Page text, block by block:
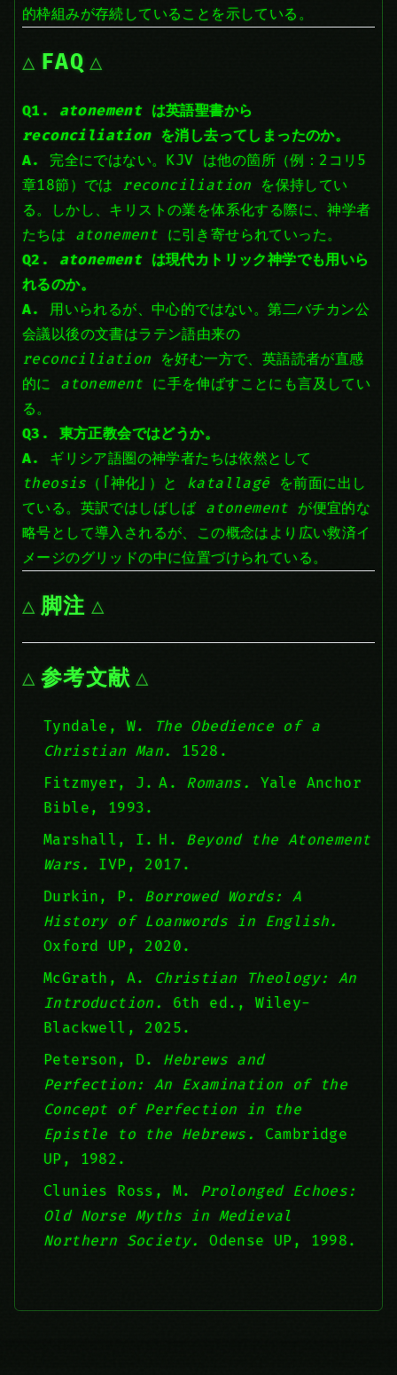
的枠組みが存続していることを示している。
FAQ
Q1. atonementは英語聖書から
reconciliationを消し去ってしまったのか。
A.
完全にではない。KJV は他の箇所（例：2コリ5
章18節）では reconciliation を保持してい
る。しかし、キリストの業を体系化する際に、神学者
たちは atonement に引き寄せられていった。
Q2. atonementは現代カトリック神学でも用いら
れるのか。
A.
用いられるが、中心的ではない。第二バチカン公
会議以後の文書はラテン語由来の
reconciliation を好む一方で、英語読者が直感
的に atonement に手を伸ばすことにも言及してい
る。
Q3. 東方正教会ではどうか。
A.
ギリシア語圏の神学者たちは依然として
theosis （「神化」）と katallagēを前面に出し
ている。英訳ではしばしば atonement が便宜的な
略号として導入されるが、この概念はより広い救済イ
メージのグリッドの中に位置づけられている。
脚注
参考文献
Tyndale, W.
The Obedience of a
Christian Man.
1528.
Fitzmyer, J. A. Romans.
Yale Anchor
Bible, 1993.
Marshall, I. H. Beyond the Atonement
Wars.
IVP, 2017.
Durkin, P. Borrowed Words: A
History of Loanwords in English.
Oxford UP, 2020.
McGrath, A.
Christian Theology: An
Introduction.
6th ed., Wiley-
Blackwell, 2025.
Peterson, D. Hebrews and
Perfection: An Examination of the
Concept of Perfection in the
Epistle to the Hebrews.
Cambridge
UP, 1982.
Clunies Ross, M.
Prolonged Echoes:
Old Norse Myths in Medieval
Northern Society.
Odense UP, 1998.